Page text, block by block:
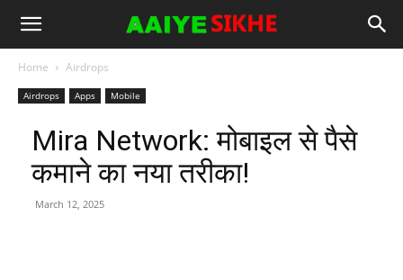
Home Airdrops
Airdrops Apps Mobile
Mira Network: मोबाइल से पैसे
कमाने का नया तरीका!
March 12, 2025